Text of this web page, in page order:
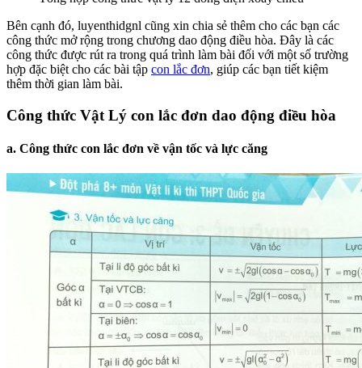
Bên cạnh đó, luyenthidgnl cũng xin chia sẻ thêm cho các bạn các
công thức mở rộng trong chương dao động điều hòa. Đây là các
công thức được rút ra trong quá trình làm bài đối với một số trường
hợp đặc biệt cho các bài tập con lắc đơn, giúp các bạn tiết kiệm
thêm thời gian làm bài.
Công thức Vật Lý con lắc đơn dao động điều hòa
a. Công thức con lắc đơn về vận tốc và lực căng